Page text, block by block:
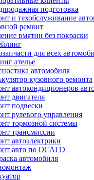
подготовка
и техобслуживание
ремонт
вмятин без покраски
для всех
ателье
автомобиля
кузовного ремонта
автокондиционеров
двигателя
подвески
рулевого управления
тормозной системы
трансмиссии
автоэлектрики
авто по ОСАГО
автомобиля